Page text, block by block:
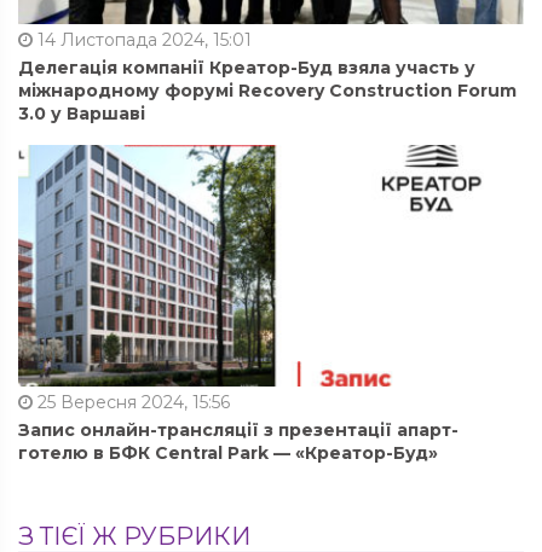
14 Листопада 2024, 15:01
Делегація компанії Креатор-Буд взяла участь у
міжнародному форумі Recovery Construction Forum
3.0 у Варшаві
25 Вересня 2024, 15:56
Запис онлайн-трансляції з презентації апарт-
готелю в БФК Central Park — «Креатор-Буд»
З ТІЄЇ Ж РУБРИКИ